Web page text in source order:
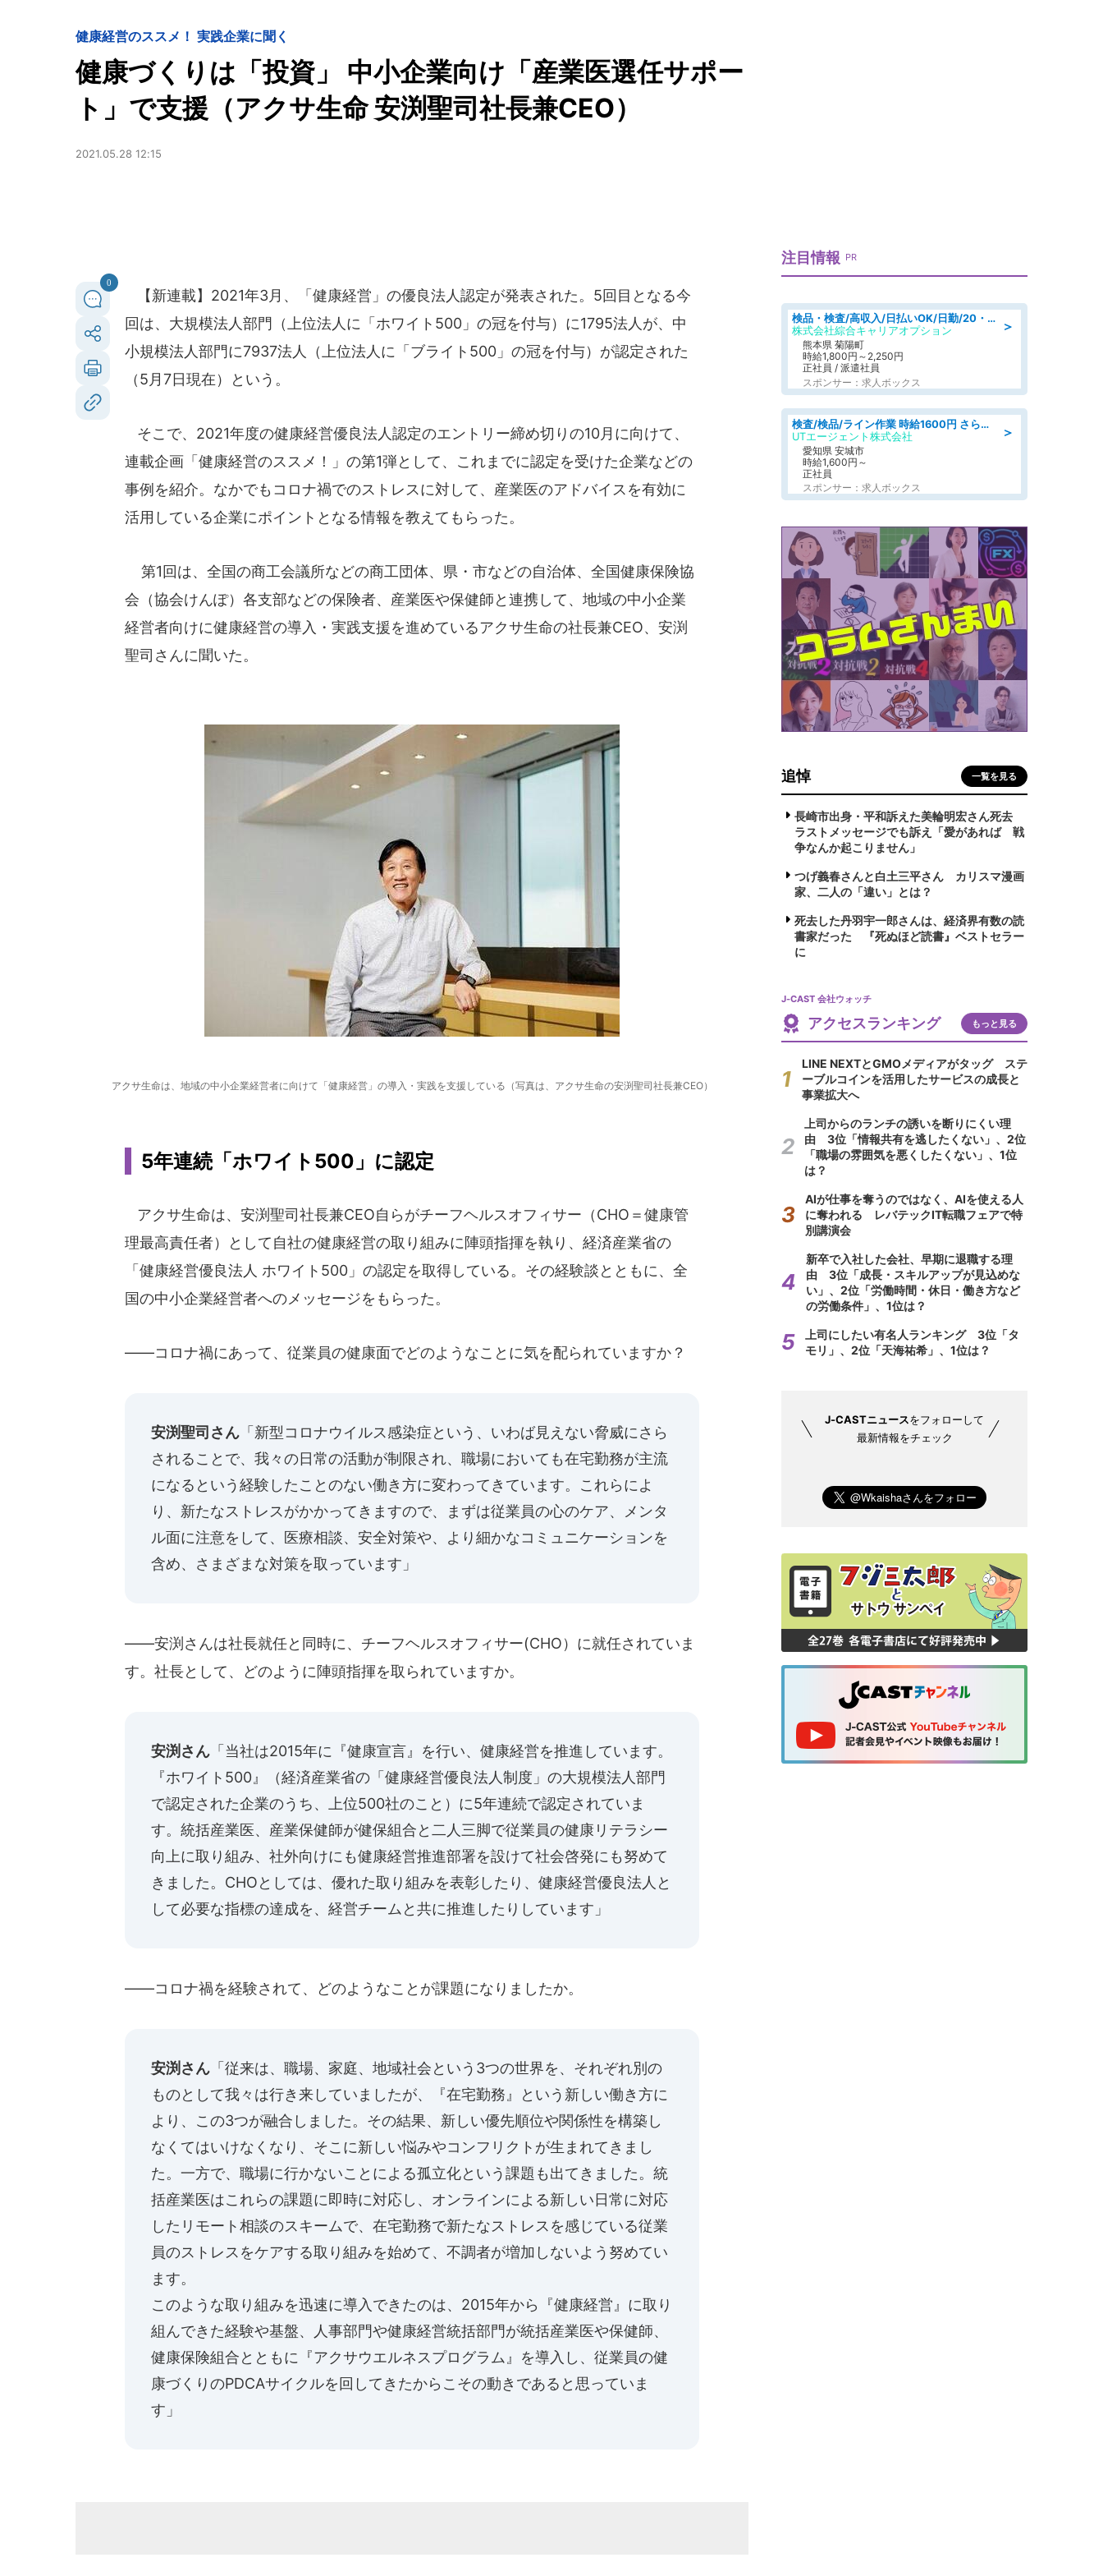
健康経営のススメ！ 実践企業に聞く
健康づくりは「投資」 中小企業向け「産業医選任サポー
ト」で支援（アクサ生命 安渕聖司社長兼CEO）
2021.05.28 12:15
0
【新連載】2021年3月、「健康経営」の優良法人認定が発表された。5回目となる今
回は、大規模法人部門（上位法人に「ホワイト500」の冠を付与）に1795法人が、中
小規模法人部門に7937法人（上位法人に「ブライト500」の冠を付与）が認定された
（5月7日現在）という。
そこで、2021年度の健康経営優良法人認定のエントリー締め切りの10月に向けて、
連載企画「健康経営のススメ！」の第1弾として、これまでに認定を受けた企業などの
事例を紹介。なかでもコロナ禍でのストレスに対して、産業医のアドバイスを有効に
活用している企業にポイントとなる情報を教えてもらった。
第1回は、全国の商工会議所などの商工団体、県・市などの自治体、全国健康保険協
会（協会けんぽ）各支部などの保険者、産業医や保健師と連携して、地域の中小企業
経営者向けに健康経営の導入・実践支援を進めているアクサ生命の社長兼CEO、安渕
聖司さんに聞いた。
アクサ生命は、地域の中小企業経営者に向けて「健康経営」の導入・実践を支援している（写真は、アクサ生命の安渕聖司社長兼CEO）
5年連続「ホワイト500」に認定
アクサ生命は、安渕聖司社長兼CEO自らがチーフヘルスオフィサー（CHO＝健康管
理最高責任者）として自社の健康経営の取り組みに陣頭指揮を執り、経済産業省の
「健康経営優良法人 ホワイト500」の認定を取得している。その経験談とともに、全
国の中小企業経営者へのメッセージをもらった。
――コロナ禍にあって、従業員の健康面でどのようなことに気を配られていますか？
安渕聖司さん 「新型コロナウイルス感染症という、いわば見えない脅威にさら
されることで、我々の日常の活動が制限され、職場においても在宅勤務が主流
になるという経験したことのない働き方に変わってきています。これらによ
り、新たなストレスがかかってきますので、まずは従業員の心のケア、メンタ
ル面に注意をして、医療相談、安全対策や、より細かなコミュニケーションを
含め、さまざまな対策を取っています」
――安渕さんは社長就任と同時に、チーフヘルスオフィサー(CHO）に就任されていま
す。社長として、どのように陣頭指揮を取られていますか。
安渕さん 「当社は2015年に『健康宣言』を行い、健康経営を推進しています。
『ホワイト500』（経済産業省の「健康経営優良法人制度」の大規模法人部門
で認定された企業のうち、上位500社のこと）に5年連続で認定されていま
す。統括産業医、産業保健師が健保組合と二人三脚で従業員の健康リテラシー
向上に取り組み、社外向けにも健康経営推進部署を設けて社会啓発にも努めて
きました。CHOとしては、優れた取り組みを表彰したり、健康経営優良法人と
して必要な指標の達成を、経営チームと共に推進したりしています」
――コロナ禍を経験されて、どのようなことが課題になりましたか。
安渕さん 「従来は、職場、家庭、地域社会という3つの世界を、それぞれ別の
ものとして我々は行き来していましたが、『在宅勤務』という新しい働き方に
より、この3つが融合しました。その結果、新しい優先順位や関係性を構築し
なくてはいけなくなり、そこに新しい悩みやコンフリクトが生まれてきまし
た。一方で、職場に行かないことによる孤立化という課題も出てきました。統
括産業医はこれらの課題に即時に対応し、オンラインによる新しい日常に対応
したリモート相談のスキームで、在宅勤務で新たなストレスを感じている従業
員のストレスをケアする取り組みを始めて、不調者が増加しないよう努めてい
ます。
このような取り組みを迅速に導入できたのは、2015年から『健康経営』に取り
組んできた経験や基盤、人事部門や健康経営統括部門が統括産業医や保健師、
健康保険組合とともに『アクサウエルネスプログラム』を導入し、従業員の健
康づくりのPDCAサイクルを回してきたからこその動きであると思っていま
す」
注目情報 PR
＞
検品・検査/高収入/日払いOK/日勤/20・30・40代活躍中/製造 工場
株式会社綜合キャリアオプション
熊本県 菊陽町
時給1,800円～2,250円
正社員 / 派遣社員
スポンサー：求人ボックス
＞
検査/検品/ライン作業 時給1600円 さら半年ごとに時給50円UP 検品·検査
UTエージェント株式会社
愛知県 安城市
時給1,600円～
正社員
スポンサー：求人ボックス
追悼 一覧を見る
長崎市出身・平和訴えた美輪明宏さん死去
ラストメッセージでも訴え「愛があれば 戦
争なんか起こりません」
つげ義春さんと白土三平さん カリスマ漫画
家、二人の「違い」とは？
死去した丹羽宇一郎さんは、経済界有数の読
書家だった 『死ぬほど読書』ベストセラー
に
J-CAST 会社ウォッチ
アクセスランキング もっと見る
LINE NEXTとGMOメディアがタッグ ステ
ーブルコインを活用したサービスの成長と
事業拡大へ
上司からのランチの誘いを断りにくい理
由 3位「情報共有を逃したくない」、2位
「職場の雰囲気を悪くしたくない」、1位
は？
AIが仕事を奪うのではなく、AIを使える人
に奪われる レバテックIT転職フェアで特
別講演会
新卒で入社した会社、早期に退職する理
由 3位「成長・スキルアップが見込めな
い」、2位「労働時間・休日・働き方など
の労働条件」、1位は？
上司にしたい有名人ランキング 3位「タ
モリ」、2位「天海祐希」、1位は？
J-CASTニュースをフォローして
最新情報をチェック